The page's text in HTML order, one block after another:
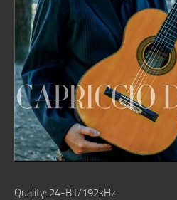
Quality: 24-Bit/192kHz